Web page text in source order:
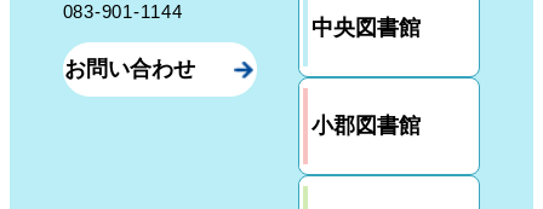
083-901-1144
お問い合わせ
中央図書館
小郡図書館